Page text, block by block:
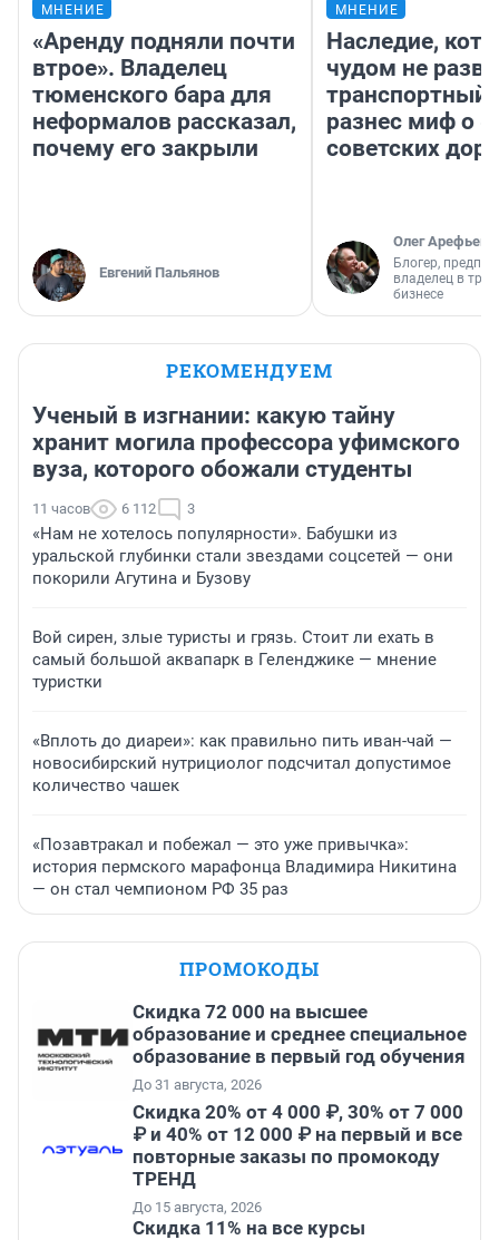
МНЕНИЕ
«Аренду подняли почти
втрое». Владелец
тюменского бара для
неформалов рассказал,
почему его закрыли
Евгений Пальянов
МНЕНИЕ
Наследие,
чудом не
транспортный
разнес миф о
советских
Олег Арефьев
Блогер,
владелец в
бизнесе
РЕКОМЕНДУЕМ
Ученый в изгнании: какую тайну
хранит могила профессора уфимского
вуза, которого обожали студенты
11 часов 6 112 3
«Нам не хотелось популярности». Бабушки из
уральской глубинки стали звездами соцсетей — они
покорили Агутина и Бузову
Вой сирен, злые туристы и грязь. Стоит ли ехать в
самый большой аквапарк в Геленджике — мнение
туристки
«Вплоть до диареи»: как правильно пить иван-чай —
новосибирский нутрициолог подсчитал допустимое
количество чашек
«Позавтракал и побежал — это уже привычка»:
история пермского марафонца Владимира Никитина
— он стал чемпионом РФ 35 раз
ПРОМОКОДЫ
Скидка 72 000 на высшее
образование и среднее специальное
образование в первый год обучения
До 31 августа, 2026
Скидка 20% от 4 000 ₽, 30% от 7 000
₽ и 40% от 12 000 ₽ на первый и все
повторные заказы по промокоду
ТРЕНД
До 15 августа, 2026
Скидка 11% на все курсы